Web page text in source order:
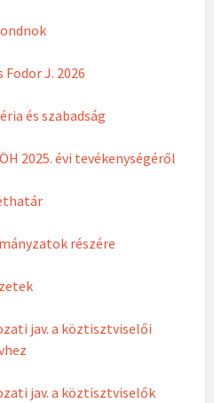
J. 2026
és szabadság
2025. évi tevékenységéről
részére
jav. a köztisztviselői
jav. a köztisztviselők